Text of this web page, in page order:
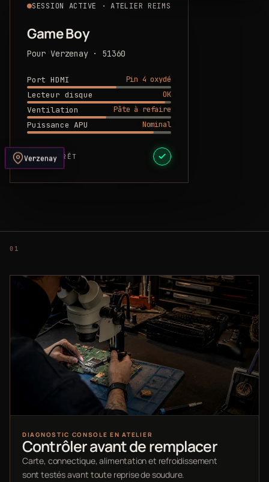
SESSION ACTIVE · ATELIER REIMS
Game Boy
Pour Verzenay · 51360
Port HDMI
Pin 4 oxydé
Lecteur disque
OK
Ventilation
Pâte à refaire
Puissance APU
Nominal
DEVIS PRÊT
Verzenay
DIAGNOSTIC CONSOLE EN ATELIER
Contrôler avant de remplacer
Carte, connectique, alimentation et refroidissement
sont testés avant toute reprise de soudure.